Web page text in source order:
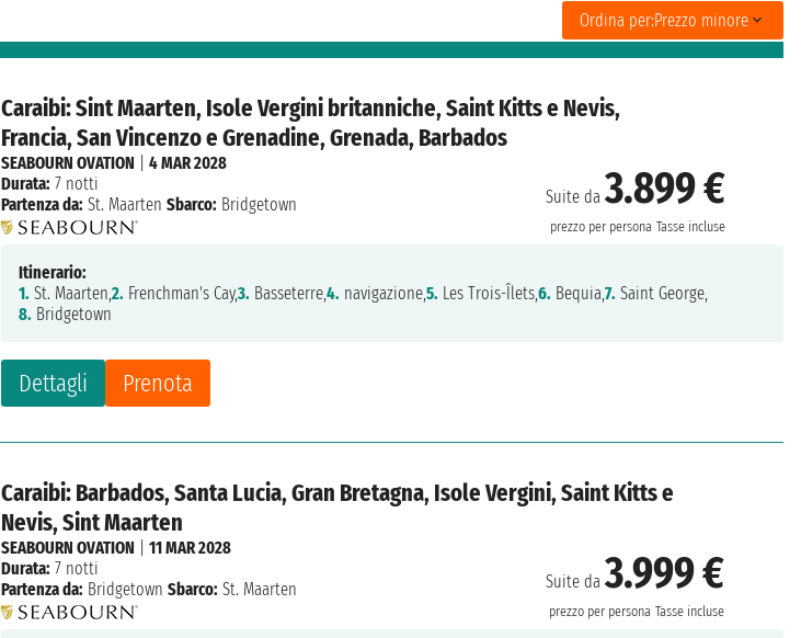
Ordina per:Prezzo minore
Caraibi: Sint Maarten, Isole Vergini britanniche, Saint Kitts e Nevis,
Francia, San Vincenzo e Grenadine, Grenada, Barbados
Suite da3.899 €
prezzo per persona Tasse incluse
Dettagli Prenota
SEABOURN OVATION |4 MAR 2028
Durata: 7 notti
Partenza da: St. Maarten Sbarco: Bridgetown
Itinerario:
1. St. Maarten,2. Frenchman's Cay,3. Basseterre,4. navigazione,5. Les Trois-Îlets,6. Bequia,7. Saint George,
8. Bridgetown
Caraibi: Barbados, Santa Lucia, Gran Bretagna, Isole Vergini, Saint Kitts e
Nevis, Sint Maarten
Suite da3.999 €
prezzo per persona Tasse incluse
SEABOURN OVATION |11 MAR 2028
Durata: 7 notti
Partenza da: Bridgetown Sbarco: St. Maarten